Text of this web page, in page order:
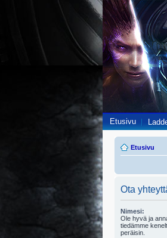
Etusivu
Etusivu
Ota
Nimesi:
Ole hyvä ja
tiedämme
peräisin.